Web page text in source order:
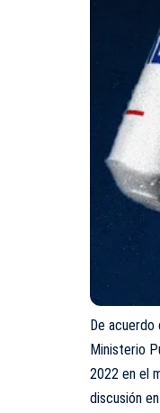
De
Ministerio
2022 en el
discusión